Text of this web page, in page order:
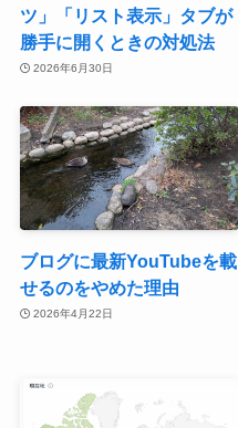
ツ」「リスト表示」タブが
勝手に開くときの対処法
2026年6月30日
ブログに最新YouTubeを載
せるのをやめた理由
2026年4月22日